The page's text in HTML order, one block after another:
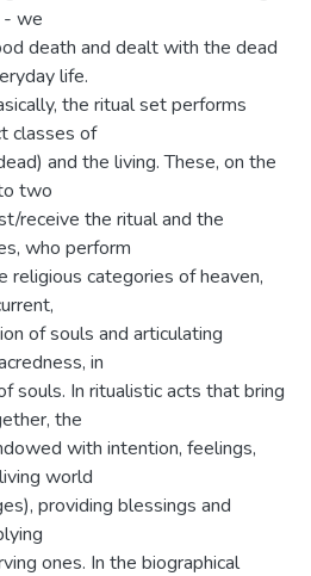
- we
death and dealt with the dead
life.
the ritual set performs
classes of
and the living. These, on the
two
receive the ritual and the
who perform
religious categories of heaven,
of souls and articulating
in
souls. In ritualistic acts that bring
the
with intention, feelings,
world
providing blessings and
ones. In the biographical